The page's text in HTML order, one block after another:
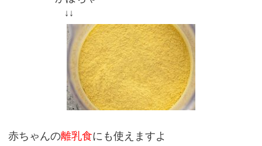
↓↓
赤ちゃんの離乳食にも使えますよ